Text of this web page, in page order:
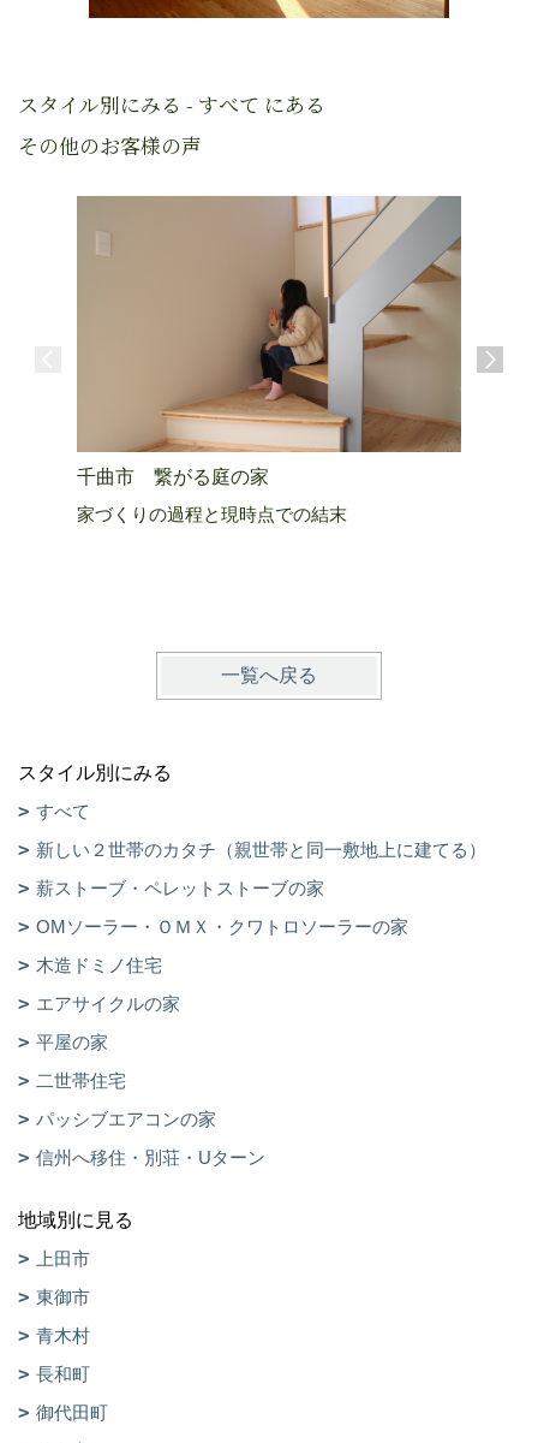
スタイル別にみる - すべて にある
その他のお客様の声
千曲市 繋がる庭の家
家づくりの過程と現時点での結末
一覧へ戻る
スタイル別にみる
すべて
新しい２世帯のカタチ（親世帯と同一敷地上に建てる）
薪ストーブ・ペレットストーブの家
OMソーラー・ＯＭＸ・クワトロソーラーの家
木造ドミノ住宅
エアサイクルの家
平屋の家
二世帯住宅
パッシブエアコンの家
信州へ移住・別荘・Uターン
地域別に見る
上田市
東御市
青木村
長和町
御代田町